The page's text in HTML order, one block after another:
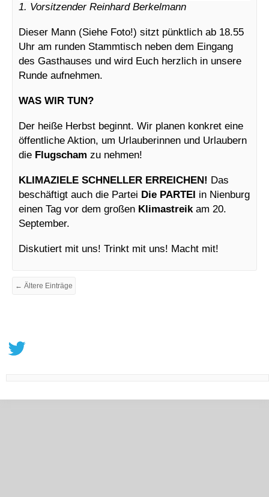
1. Vorsitzender Reinhard Berkelmann
Dieser Mann (Siehe Foto!) sitzt pünktlich ab 18.55
Uhr am runden Stammtisch neben dem Eingang
des Gasthauses und wird Euch herzlich in unsere
Runde aufnehmen.
WAS WIR TUN?
Der heiße Herbst beginnt. Wir planen konkret eine
öffentliche Aktion, um Urlauberinnen und Urlaubern
die Flugscham zu nehmen!
KLIMAZIELE SCHNELLER ERREICHEN! Das
beschäftigt auch die Partei Die PARTEI in Nienburg
einen Tag vor dem großen Klimastreikam 20.
September.
Diskutiert mit uns! Trinkt mit uns! Macht mit!
← Ältere Einträge